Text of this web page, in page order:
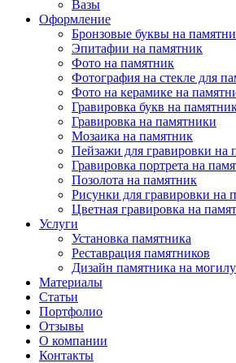
Вазы
Оформление
Бронзовые буквы на
Эпитафии на памятник
Фото на памятник
Фотография на стекле для
Фото на керамике на
Гравировка букв на
Гравировка на памятники
Мозаика на памятник
Пейзажи для гравировки на
Гравировка портрета на
Позолота на памятник
Рисунки для гравировки на
Цветная гравировка на
Услуги
Установка памятника
Реставрация памятников
Дизайн памятника на могилу
Материалы
Статьи
Портфолио
Отзывы
О компании
Контакты